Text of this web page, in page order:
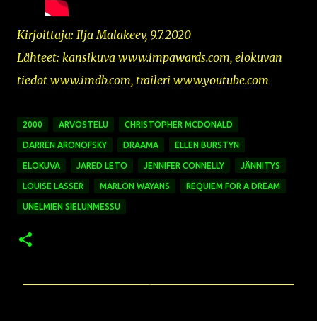
Kirjoittaja: Ilja Malakeev, 9.7.2020
Lähteet: kansikuva www.impawards.com, elokuvan
tiedot www.imdb.com, traileri www.youtube.com
2000 ARVOSTELU CHRISTOPHER MCDONALD
DARREN ARONOFSKY DRAAMA ELLEN BURSTYN
ELOKUVA JARED LETO JENNIFER CONNELLY JÄNNITYS
LOUISE LASSER MARLON WAYANS REQUIEM FOR A DREAM
UNELMIEN SIELUNMESSU